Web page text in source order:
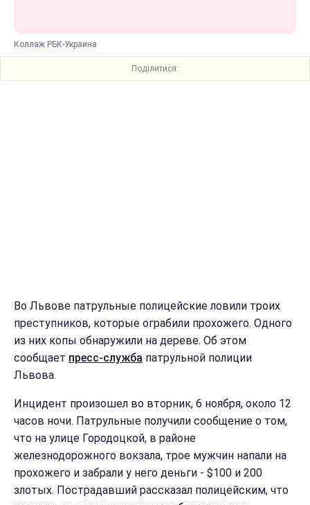
Коллаж РБК-Украина
Поділитися:
Во Львове патрульные полицейские ловили троих
преступников, которые ограбили прохожего. Одного
из них копы обнаружили на дереве. Об этом
сообщает пресс-служба патрульной полиции
Львова.
Инцидент произошел во вторник, 6 ноября, около 12
часов ночи. Патрульные получили сообщение о том,
что на улице Городоцкой, в районе
железнодорожного вокзала, трое мужчин напали на
прохожего и забрали у него деньги - $100 и 200
злотых. Пострадавший рассказал полицейским, что